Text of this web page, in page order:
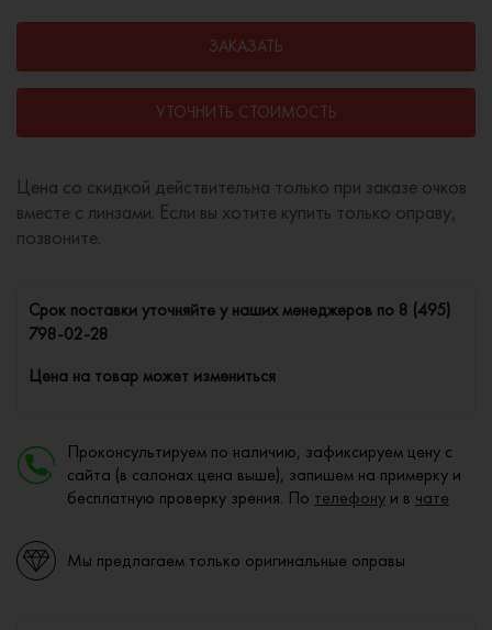
ЗАКАЗАТЬ
УТОЧНИТЬ СТОИМОСТЬ
Цена со скидкой действительна только при заказе очков
вместе с линзами. Если вы хотите купить только оправу,
позвоните.
Cрок поставки уточняйте у наших менеджеров по 8 (495)
798-02-28
Цена на товар может измениться
Проконсультируем по наличию, зафиксируем цену с
сайта (в салонах цена выше), запишем на примерку и
бесплатную проверку зрения. По телефону и в чате
Мы предлагаем только оригинальные оправы